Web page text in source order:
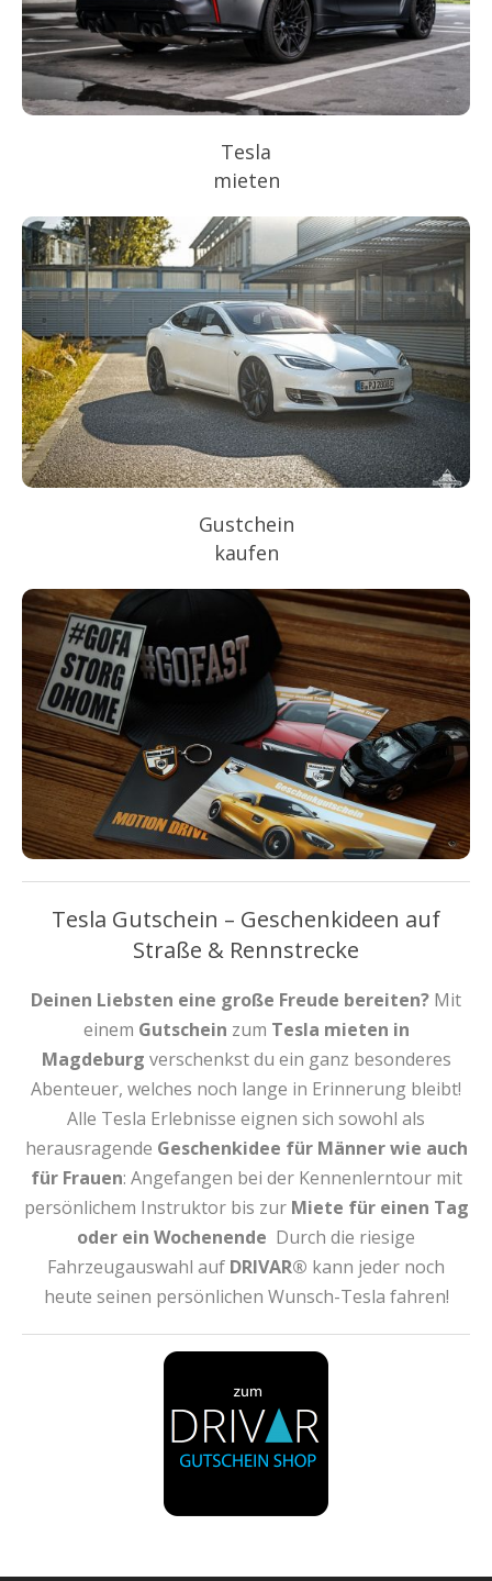
Tesla
mieten
Gustchein
kaufen
Tesla Gutschein – Geschenkideen auf
Straße & Rennstrecke
Deinen Liebsten eine große Freude bereiten? Mit
einem Gutschein zum Tesla mieten in
Magdeburg verschenkst du ein ganz besonderes
Abenteuer, welches noch lange in Erinnerung bleibt!
Alle Tesla Erlebnisse eignen sich sowohl als
herausragende Geschenkidee für Männer wie auch
für Frauen: Angefangen bei der Kennenlerntour mit
persönlichem Instruktor bis zur Miete für einen Tag
oder ein Wochenende Durch die riesige
Fahrzeugauswahl auf DRIVAR® kann jeder noch
heute seinen persönlichen Wunsch-Tesla fahren!